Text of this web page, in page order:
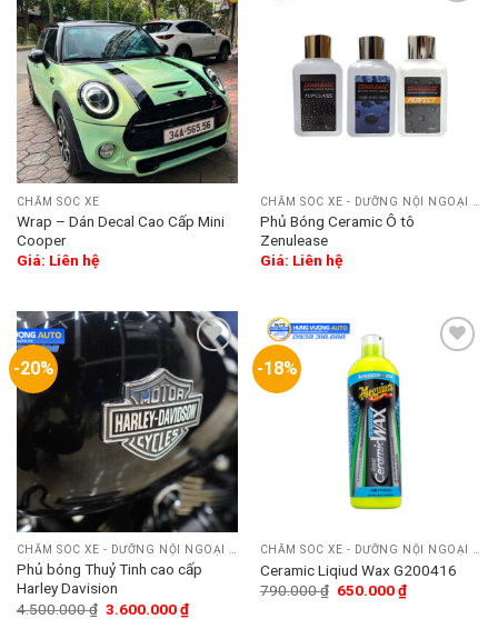
Add
to
wishlist
CHĂM SÓC XE
Wrap – Dán Decal Cao Cấp Mini
Cooper
Giá: Liên hệ
wishlist
Phủ Bóng Ceramic Ô tô
Zenulease
Giá: Liên hệ
-20%
Add
to
wishlist
CHĂM SÓC XE - DƯỠNG NỘI NGOẠI THẤT
Phủ bóng Thuỷ Tinh cao cấp
Harley Davision
4.500.000₫ 3.600.000₫
-18%
CHĂM SÓC XE - DƯỠNG NỘI NGOẠI THẤT
Ceramic Liqiud Wax G200416
790.000₫ 650.000₫